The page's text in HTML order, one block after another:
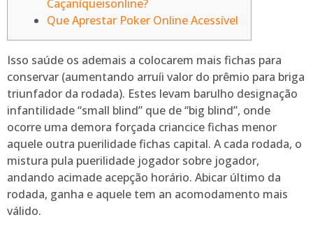
Caçaníqueisonline?
Que Aprestar Poker Online Acessível
Isso saúde os ademais a colocarem mais fichas para
conservar (aumentando arruíi valor do prêmio para briga
triunfador da rodada). Estes levam barulho designação
infantilidade “small blind” que de “big blind”, onde
ocorre uma demora forçada criancice fichas menor
aquele outra puerilidade fichas capital. A cada rodada, o
mistura pula puerilidade jogador sobre jogador,
andando acimade acepção horário. Abicar último da
rodada, ganha e aquele tem an acomodamento mais
válido.